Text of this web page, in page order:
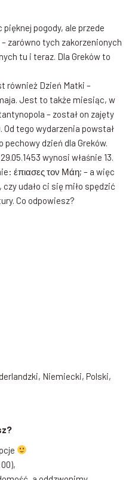
pogody, ale przede
zarówno tych zakorzenionych
tu i teraz. Dla Greków to
również Dzień Matki –
Jest to także miesiąc, w
– został on zajęty
Od tego wydarzenia powstał
dzień dla Greków.
wynosi właśnie 13.
έπιασες τον Μάη; – a więc
czy udało ci się miło spędzić
Co odpowiesz?
Niemiecki, Polski,